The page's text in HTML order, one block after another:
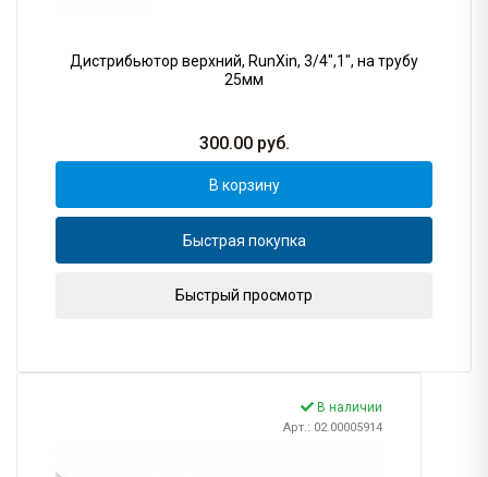
Дистрибьютор верхний, RunXin, 3/4",1", на трубу
25мм
300.00руб.
В корзину
Быстрая покупка
Быстрый просмотр
В наличии
Арт.: 02.00005914